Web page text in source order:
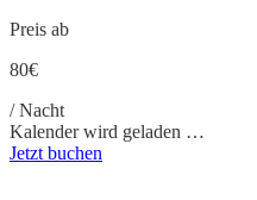
Preis ab
80€
/ Nacht
Kalender wird geladen …
Jetzt buchen